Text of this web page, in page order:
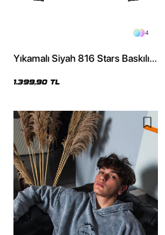
4
Yıkamalı Siyah 816 Stars Baskılı
1.399,90 TL